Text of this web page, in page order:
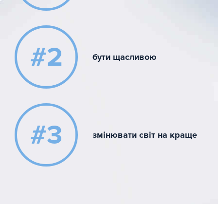
#2 бути щасливою
#3 змінювати світ на краще